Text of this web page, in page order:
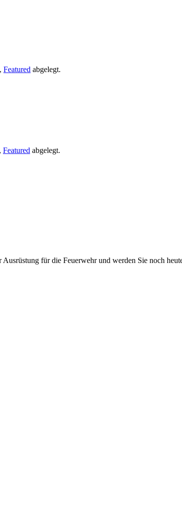
, Featured abgelegt.
, Featured abgelegt.
für die Feuerwehr und werden Sie noch